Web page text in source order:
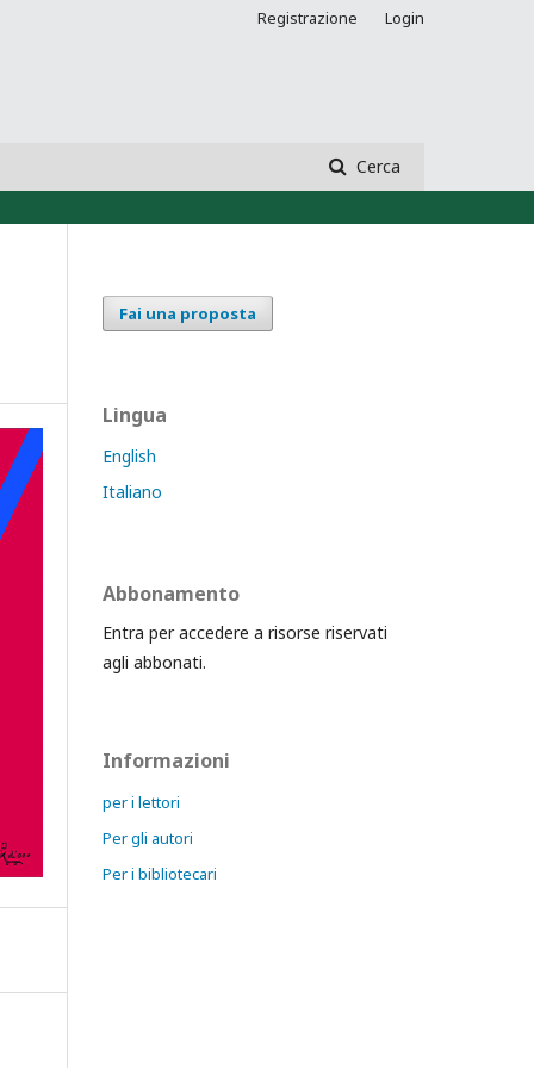
Cerca
Registrazione Login
Fai una proposta
Lingua
English
Italiano
Abbonamento
Entra per accedere a risorse riservati
agli abbonati.
Informazioni
per i lettori
Per gli autori
Per i bibliotecari